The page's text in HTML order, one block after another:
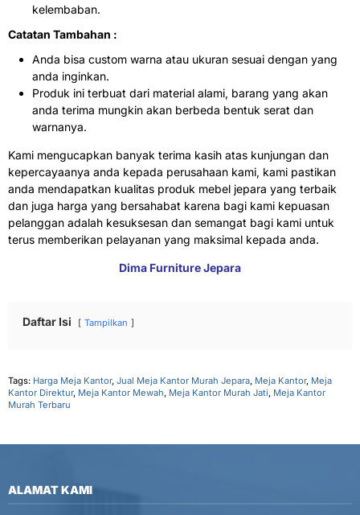
kelembaban.
Catatan Tambahan :
Anda bisa custom warna atau ukuran sesuai dengan yang
anda inginkan.
Produk ini terbuat dari material alami, barang yang akan
anda terima mungkin akan berbeda bentuk serat dan
warnanya.
Kami mengucapkan banyak terima kasih atas kunjungan dan
kepercayaanya anda kepada perusahaan kami, kami pastikan
anda mendapatkan kualitas produk mebel jepara yang terbaik
dan juga harga yang bersahabat karena bagi kami kepuasan
pelanggan adalah kesuksesan dan semangat bagi kami untuk
terus memberikan pelayanan yang maksimal kepada anda.
Dima Furniture Jepara
Daftar Isi Tampilkan
Tags: Harga Meja Kantor, Jual Meja Kantor Murah Jepara, Meja Kantor, Meja
Kantor Direktur, Meja Kantor Mewah, Meja Kantor Murah Jati, Meja Kantor
Murah Terbaru
ALAMAT KAMI